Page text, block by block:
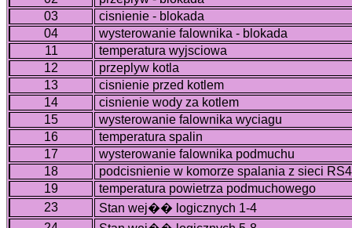
03
cisnienie - blokada
04
wysterowanie falownika - blokada
11
temperatura wyjsciowa
12
przeplyw kotla
13
cisnienie przed kotlem
14
cisnienie wody za kotlem
15
wysterowanie falownika wyciagu
16
temperatura spalin
17
wysterowanie falownika podmuchu
18
podcisnienie w komorze spalania z sieci
19
temperatura powietrza podmuchowego
23
Stan wej�� logicznych 1-4